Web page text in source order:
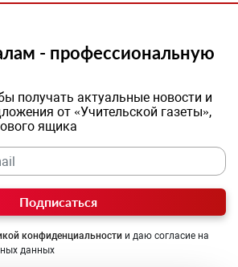
- профессиональную
получать актуальные новости и
от «Учительской газеты»,
ящика
Подписаться
конфиденциальности и даю согласие на
данных